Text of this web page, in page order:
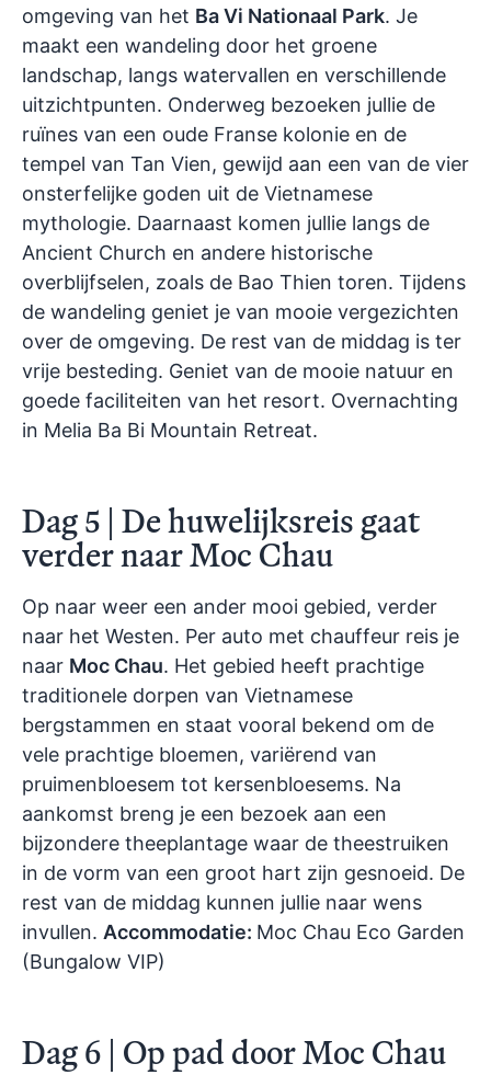
omgeving van het Ba Vi Nationaal Park. Je
maakt een wandeling door het groene
landschap, langs watervallen en verschillende
uitzichtpunten. Onderweg bezoeken jullie de
ruïnes van een oude Franse kolonie en de
tempel van Tan Vien, gewijd aan een van de vier
onsterfelijke goden uit de Vietnamese
mythologie. Daarnaast komen jullie langs de
Ancient Church en andere historische
overblijfselen, zoals de Bao Thien toren. Tijdens
de wandeling geniet je van mooie vergezichten
over de omgeving. De rest van de middag is ter
vrije besteding. Geniet van de mooie natuur en
goede faciliteiten van het resort. Overnachting
in Melia Ba Bi Mountain Retreat.
Dag 5 | De huwelijksreis gaat
verder naar Moc Chau
Op naar weer een ander mooi gebied, verder
naar het Westen. Per auto met chauffeur reis je
naar Moc Chau. Het gebied heeft prachtige
traditionele dorpen van Vietnamese
bergstammen en staat vooral bekend om de
vele prachtige bloemen, variërend van
pruimenbloesem tot kersenbloesems. Na
aankomst breng je een bezoek aan een
bijzondere theeplantage waar de theestruiken
in de vorm van een groot hart zijn gesnoeid. De
rest van de middag kunnen jullie naar wens
invullen. Accommodatie: Moc Chau Eco Garden
(Bungalow VIP)
Dag 6 | Op pad door Moc Chau